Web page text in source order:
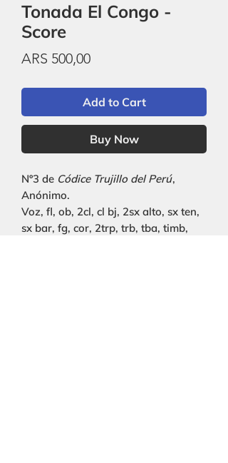
Tonada El Congo -
Score
ARS 500,00Price
Add to Cart
Buy Now
Nº3 de Códice Trujillo del Perú,
Anónimo.
Voz, fl, ob, 2cl, cl bj, 2sx alto, sx ten,
sx bar, fg, cor, 2trp, trb, tba, timb,